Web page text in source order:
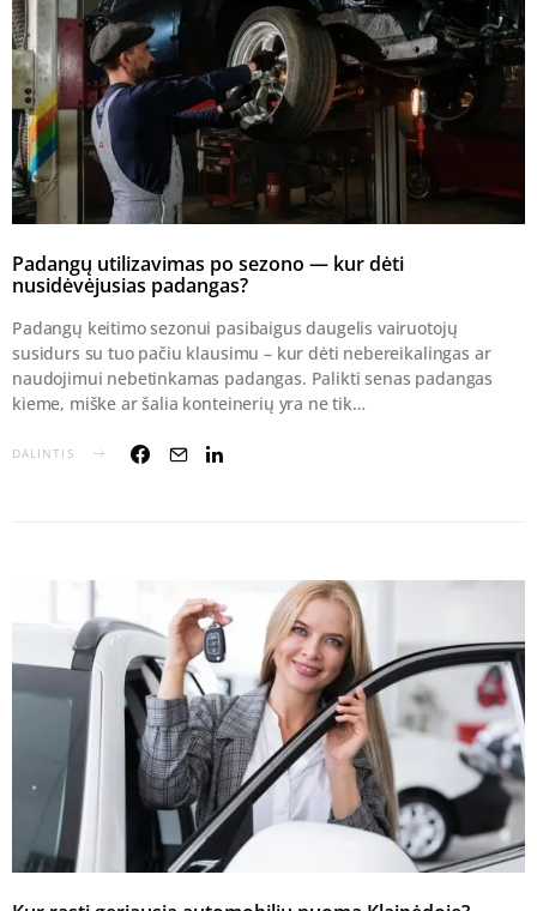
Padangų utilizavimas po sezono — kur dėti
nusidėvėjusias padangas?
Padangų keitimo sezonui pasibaigus daugelis vairuotojų
susidurs su tuo pačiu klausimu – kur dėti nebereikalingas ar
naudojimui nebetinkamas padangas. Palikti senas padangas
kieme, miške ar šalia konteinerių yra ne tik…
DALINTIS